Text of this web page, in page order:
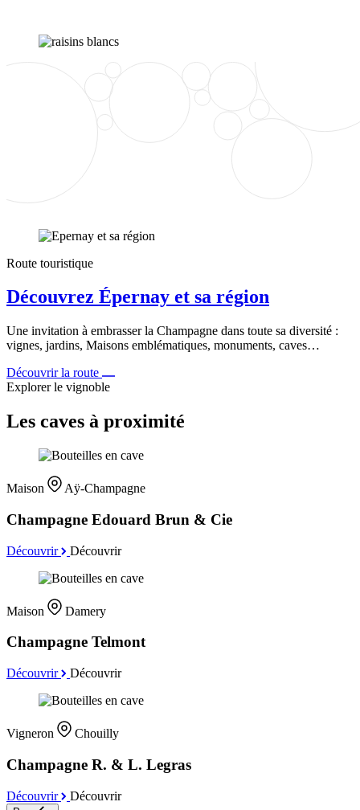
Route touristique
Découvrez Épernay et sa région
Une invitation à embrasser la Champagne dans toute sa diversité :
vignes, jardins, Maisons emblématiques, monuments, caves…
Découvrir la route
Explorer le vignoble
Les caves à proximité
Maison Aÿ-Champagne
Champagne Edouard Brun & Cie
Découvrir Découvrir
Maison Damery
Champagne Telmont
Découvrir Découvrir
Vigneron Chouilly
Champagne R. & L. Legras
Découvrir Découvrir